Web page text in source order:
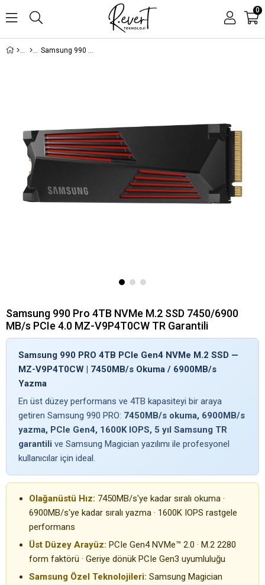
0
Samsung 990 Pro 4TB NVMe M.2 SSD 7450/6900 MB/s PCIe 4.0 MZ-V9P4T0CW TR Garantili
Samsung 990 Pro 4TB NVMe M.2 SSD 7450/6900
MB/s PCIe 4.0 MZ-V9P4T0CW TR Garantili
Samsung 990 PRO 4TB PCIe Gen4 NVMe M.2 SSD —
MZ-V9P4T0CW | 7450MB/s Okuma / 6900MB/s
Yazma
En üst düzey performans ve 4TB kapasiteyi bir araya
getiren Samsung 990 PRO: 7450MB/s okuma, 6900MB/s
yazma, PCIe Gen4, 1600K IOPS, 5 yıl Samsung TR
garantili ve Samsung Magician yazılımı ile profesyonel
kullanıcılar için ideal.
Olağanüstü Hız: 7450MB/s'ye kadar sıralı okuma ·
6900MB/s'ye kadar sıralı yazma · 1600K IOPS rastgele
performans
Üst Düzey Arayüz: PCIe Gen4 NVMe™ 2.0 · M.2 2280
form faktörü · Geriye dönük PCIe Gen3 uyumluluğu
Samsung Özel Teknolojileri: Samsung Magician